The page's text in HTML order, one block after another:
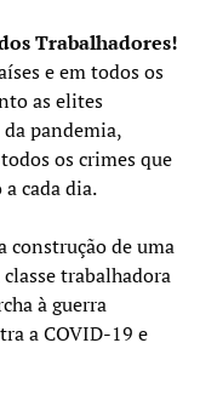
Trabalhadores!
e em todos os
as elites
pandemia,
os crimes que
cada dia.
construção de uma
trabalhadora
à guerra
a COVID-19 e